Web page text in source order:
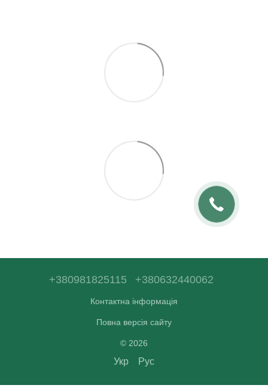
+380981825115 +380632440062
Контактна інформація
Повна версія сайту
© 2026
Укр Рус